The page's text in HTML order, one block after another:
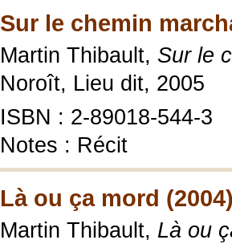
Sur le chemin
Martin Thibault, Sur le
Noroît, Lieu dit, 2005
ISBN : 2-89018-544-3
Notes : Récit
Là ou ça mord
Martin Thibault, Là ou